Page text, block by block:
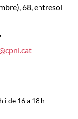
68, entresol
i de 16 a 18 h